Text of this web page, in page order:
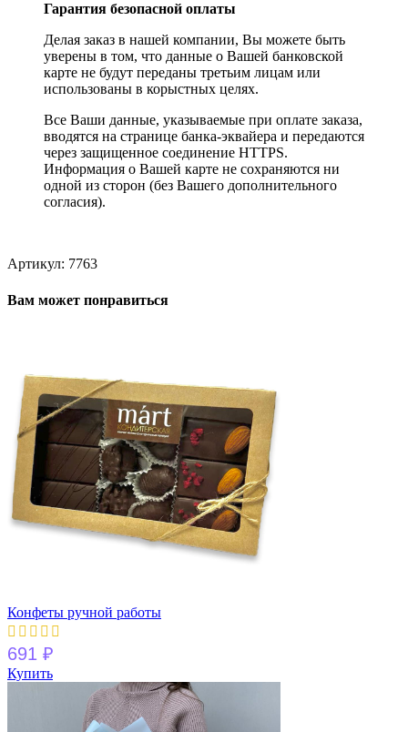
Гарантия безопасной оплаты
Делая заказ в нашей компании, Вы можете быть
уверены в том, что данные о Вашей банковской
карте не будут переданы третьим лицам или
использованы в корыстных целях.
Все Ваши данные, указываемые при оплате заказа,
вводятся на странице банка-эквайера и передаются
через защищенное соединение HTTPS.
Информация о Вашей карте не сохраняются ни
одной из сторон (без Вашего дополнительного
согласия).
Артикул: 7763
Вам может понравиться
Конфеты ручной работы
691 ₽
Купить